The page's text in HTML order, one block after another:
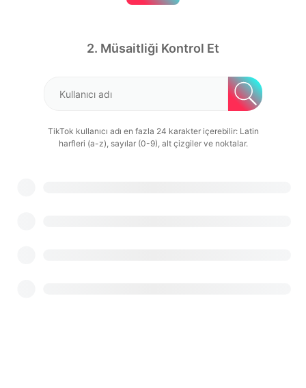
2. Müsaitliği Kontrol Et
TikTok kullanıcı adı en fazla 24 karakter içerebilir: Latin
harfleri (a-z), sayılar (0-9), alt çizgiler ve noktalar.